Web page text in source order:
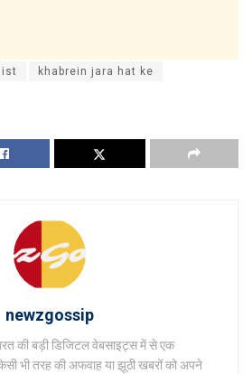
khabrein jara hat ke
newzgossip
की बड़ी डिजिटल वेबसाइट्स में से एक
भी तरह की अफवाह या झूठी खबरों को अपने